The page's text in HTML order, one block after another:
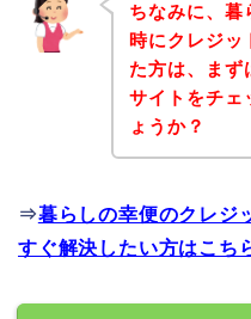
ちなみに、暮
時にクレジッ
た方は、まず
サイトをチェ
ょうか？
⇒暮らしの幸便のクレジ
すぐ解決したい方はこち